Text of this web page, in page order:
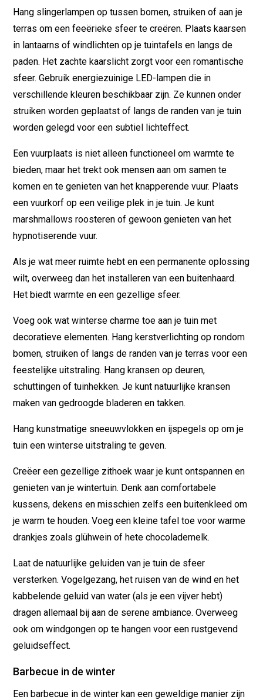
Hang slingerlampen op tussen bomen, struiken of aan je
terras om een feeërieke sfeer te creëren. Plaats kaarsen
in lantaarns of windlichten op je tuintafels en langs de
paden. Het zachte kaarslicht zorgt voor een romantische
sfeer. Gebruik energiezuinige LED-lampen die in
verschillende kleuren beschikbaar zijn. Ze kunnen onder
struiken worden geplaatst of langs de randen van je tuin
worden gelegd voor een subtiel lichteffect.
Een vuurplaats is niet alleen functioneel om warmte te
bieden, maar het trekt ook mensen aan om samen te
komen en te genieten van het knapperende vuur. Plaats
een vuurkorf op een veilige plek in je tuin. Je kunt
marshmallows roosteren of gewoon genieten van het
hypnotiserende vuur.
Als je wat meer ruimte hebt en een permanente oplossing
wilt, overweeg dan het installeren van een buitenhaard.
Het biedt warmte en een gezellige sfeer.
Voeg ook wat winterse charme toe aan je tuin met
decoratieve elementen. Hang kerstverlichting op rondom
bomen, struiken of langs de randen van je terras voor een
feestelijke uitstraling. Hang kransen op deuren,
schuttingen of tuinhekken. Je kunt natuurlijke kransen
maken van gedroogde bladeren en takken.
Hang kunstmatige sneeuwvlokken en ijspegels op om je
tuin een winterse uitstraling te geven.
Creëer een gezellige zithoek waar je kunt ontspannen en
genieten van je wintertuin. Denk aan comfortabele
kussens, dekens en misschien zelfs een buitenkleed om
je warm te houden. Voeg een kleine tafel toe voor warme
drankjes zoals glühwein of hete chocolademelk.
Laat de natuurlijke geluiden van je tuin de sfeer
versterken. Vogelgezang, het ruisen van de wind en het
kabbelende geluid van water (als je een vijver hebt)
dragen allemaal bij aan de serene ambiance. Overweeg
ook om windgongen op te hangen voor een rustgevend
geluidseffect.
Barbecue in de winter
Een barbecue in de winter kan een geweldige manier zijn